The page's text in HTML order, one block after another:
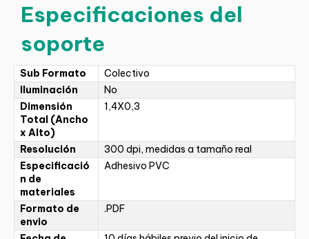
Especificaciones del
soporte
Sub Formato
Colectivo
Iluminación
No
Dimensión
Total (Ancho
x Alto)
1,4X0,3
Resolución
300 dpi, medidas a tamaño real
Especificació
n de
materiales
Adhesivo PVC
Formato de
envio
.PDF